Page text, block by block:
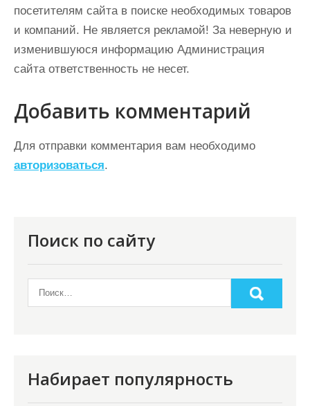
посетителям сайта в поиске необходимых товаров
и компаний. Не является рекламой! За неверную и
изменившуюся информацию Администрация
сайта ответственность не несет.
Добавить комментарий
Для отправки комментария вам необходимо
авторизоваться.
Поиск по сайту
Набирает популярность